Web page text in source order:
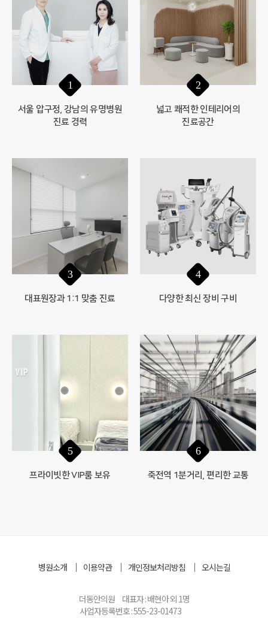
1
서울 압구정, 강남의 유명병원
진료 경력
2
넓고 쾌적한 인테리어의
진료공간
3
대표원장과 1:1 맞춤 진료
4
다양한 최신 장비 구비
5
프라이빗한 VIP룸 보유
6
죽전역 1분거리, 편리한 교통
병원소개 이용약관 개인정보처리방침 오시는길
더동안의원
대표자 : 배현아 외 1명
사업자등록번호 : 555-23-01473